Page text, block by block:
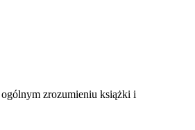
zrozumieniu książki i